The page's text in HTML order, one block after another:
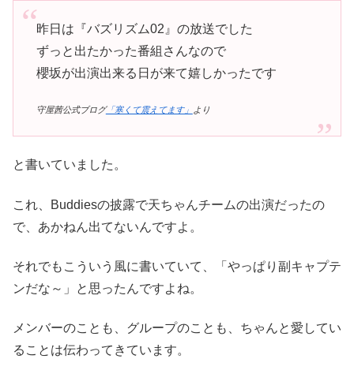
昨日は『バズリズム02』の放送でした
ずっと出たかった番組さんなので
櫻坂が出演出来る日が来て嬉しかったです
守屋茜公式ブログ「寒くて震えてます」 より
と書いていました。
これ、Buddiesの披露で天ちゃんチームの出演だったの
で、あかねん出てないんですよ。
それでもこういう風に書いていて、「やっぱり副キャプテ
ンだな～」と思ったんですよね。
メンバーのことも、グループのことも、ちゃんと愛してい
ることは伝わってきています。